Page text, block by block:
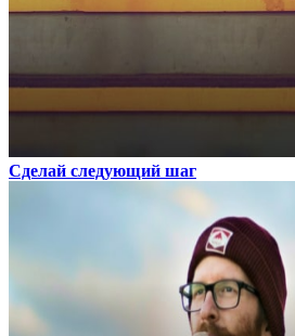
Сделай следующий шаг